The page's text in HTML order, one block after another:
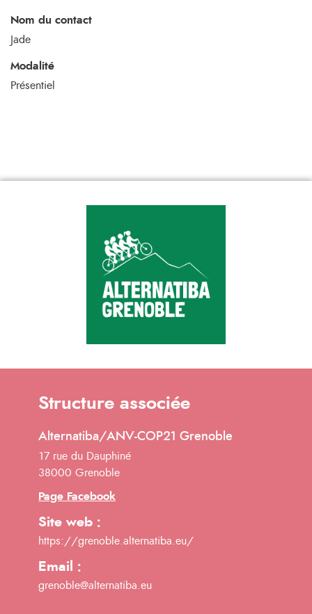
Nom du contact
Jade
Modalité
Présentiel
Structure associée
Alternatiba/ANV-COP21 Grenoble
17 rue du Dauphiné
38000 Grenoble
Page Facebook
Site web :
https://grenoble.alternatiba.eu/
Email :
grenoble@alternatiba.eu